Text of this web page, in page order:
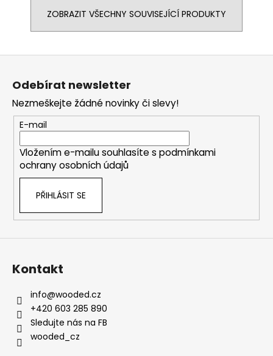
ZOBRAZIT VŠECHNY SOUVISEJÍCÍ PRODUKTY
Odebírat newsletter
Nezmeškejte žádné novinky či slevy!
E-mail
Vložením e-mailu souhlasíte s podmínkami
ochrany osobních údajů
PŘIHLÁSIT SE
Kontakt
info@wooded.cz
+420 603 285 890
Sledujte nás na FB
wooded_cz